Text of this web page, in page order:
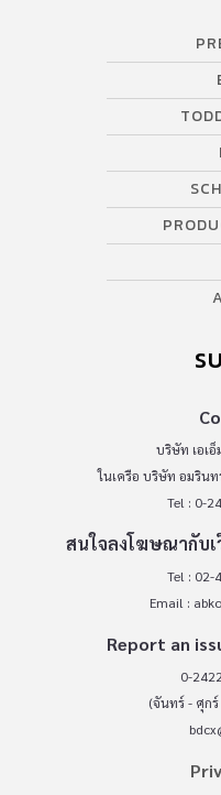
บริษัท เอเ
ในเครือ บริษัท อมริน
Tel : 0-
สนใจลงโฆษณากับเ
Tel : 02-
Email :
Report an
0-
(จันทร์ - ศุกร์